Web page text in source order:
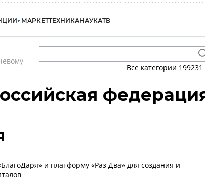
МАРКЕТТЕХНИКАНАУКАТВ
Все категории 199231
и платформу «Раз Два» для создания и